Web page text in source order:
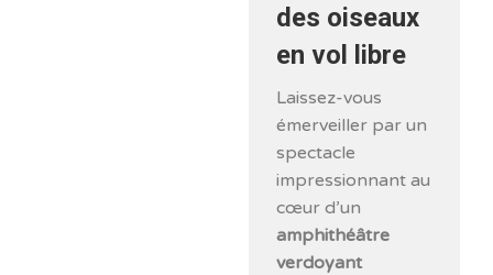
des oiseaux
en vol libre
Laissez-vous
émerveiller par un
spectacle
impressionnant au
cœur d’un
amphithéâtre
verdoyant